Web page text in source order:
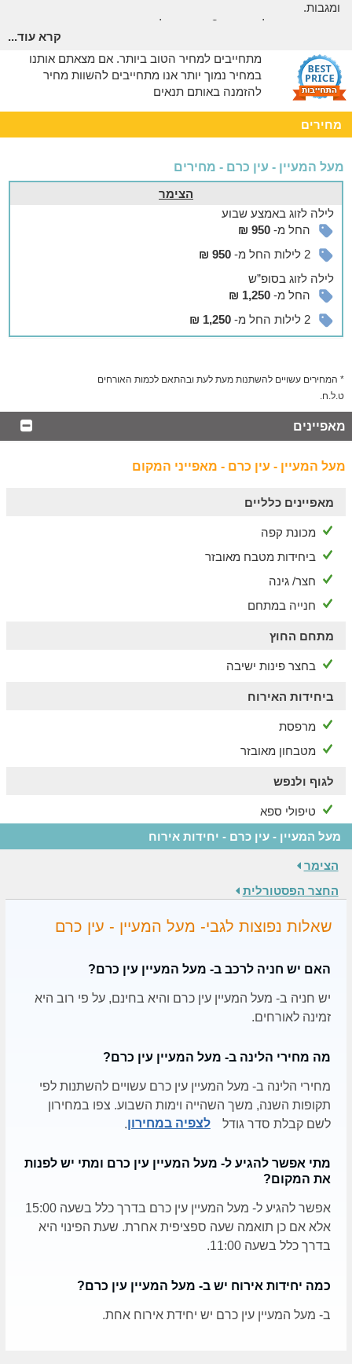
ומגבות.
מה עוד מחכה לכם בצמר? פינת אוכל משפחתית, מיטה זוגית רחבה
תת-רצפתית ויציאה לטרסה פרטית הצופה לנוף.
אצלנו בחצר
פינת ישיבה, נוף ממכר ואווירה קסומה -
השילוב המושלם
עבר ונוף עוצר נשימה הנשקף מכל פינה.
בפינת הישיבה בחצר תוכלו להתחיל את היום עם קפה מצוין או
פשוט לבלות זמן איכות עם בן/בת הזוג באווירה פסטורלית.
אפשר להזמין
אם תרצו לשדרג ולהעשיר את החופשה, תוכלו להזמין עיסויים
מרגיעים, הנעשים על ידי צוות מקצועי ומנוסה - היישר לצימר בשעה
שנוחה לכם. חוויה נהדרת של שחרור לחצים והפגת מתחים.
בסביבה
בעין כרם תוכלו לשוטט בין סמטאות האבן המרהיבות, לבקר במעיין
מרים, כנסיית הביקור, לצאת לטיולים מודרכים ולאכול באחת
בירושלים תיהנו משפע אטרקציות ומקומות בילוי - שווקים תוססים,
מוזיאונים וגלריות, העיר העתיקה, אירועי תרבות, בתי קפה, מסעדות
קרא עוד...
מתחייבים למחיר הטוב ביותר. אם מצאתם אותנו
במחיר נמוך יותר אנו מתחייבים להשוות מחיר
להזמנה באותם תנאים
מחירים
מעל המעיין - עין כרם - מחירים
הצימר
לילהלזוג באמצע שבוע
החל מ-950 ₪
2 לילות החל מ-
950 ₪
לילהלזוג בסופ”ש
החל מ-1,250 ₪
2 לילות החל מ-
1,250 ₪
* המחירים עשויים להשתנות מעת לעת ובהתאם לכמות האורחים
ט.ל.ח.
מאפיינים
מעל המעיין - עין כרם - מאפייני המקום
מאפיינים כלליים
מכונת קפה
ביחידות מטבח מאובזר
חצר/ גינה
חנייה במתחם
מתחם החוץ
בחצר פינות ישיבה
ביחידות האירוח
מרפסת
מטבחון מאובזר
לגוף ולנפש
טיפולי ספא
מעל המעיין - עין כרם - יחידות אירוח
הצימר
החצר הפסטורלית
שאלות נפוצות לגבי- מעל המעיין - עין כרם
האם יש חניה לרכב ב- מעל המעיין עין כרם?
יש חניה ב- מעל המעיין עין כרם והיא בחינם, על פי רוב היא
זמינה לאורחים.
מה מחירי הלינה ב- מעל המעיין עין כרם?
מחירי הלינה ב- מעל המעיין עין כרם עשויים להשתנות לפי
תקופות השנה, משך השהייה וימות השבוע. צפו במחירון
לשם קבלת סדר גודל
לצפיה במחירון.
מתי אפשר להגיע ל- מעל המעיין עין כרם ומתי יש לפנות
את המקום?
אפשר להגיע ל- מעל המעיין עין כרם בדרך כלל בשעה 15:00
אלא אם כן תואמה שעה ספציפית אחרת. שעת הפינוי היא
בדרך כלל בשעה 11:00.
כמה יחידות אירוח יש ב- מעל המעיין עין כרם?
ב- מעל המעיין עין כרם יש יחידת אירוח אחת.